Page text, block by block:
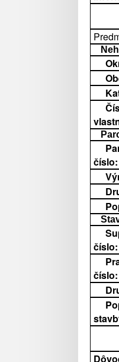
číslo:
číslo:
číslo: